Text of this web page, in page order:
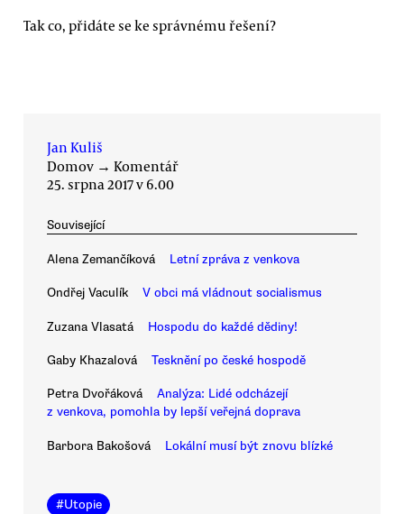
Tak co, přidáte se ke správnému řešení?
Jan Kuliš
Domov → Komentář
25. srpna 2017 v 6.00
Související
Alena Zemančíková Letní zpráva z venkova
Ondřej Vaculík V obci má vládnout socialismus
Zuzana Vlasatá Hospodu do každé dědiny!
Gaby Khazalová Tesknění po české hospodě
Petra Dvořáková
Analýza: Lidé odcházejí
z venkova, pomohla by lepší veřejná doprava
Barbora Bakošová Lokální musí být znovu blízké
#Utopie